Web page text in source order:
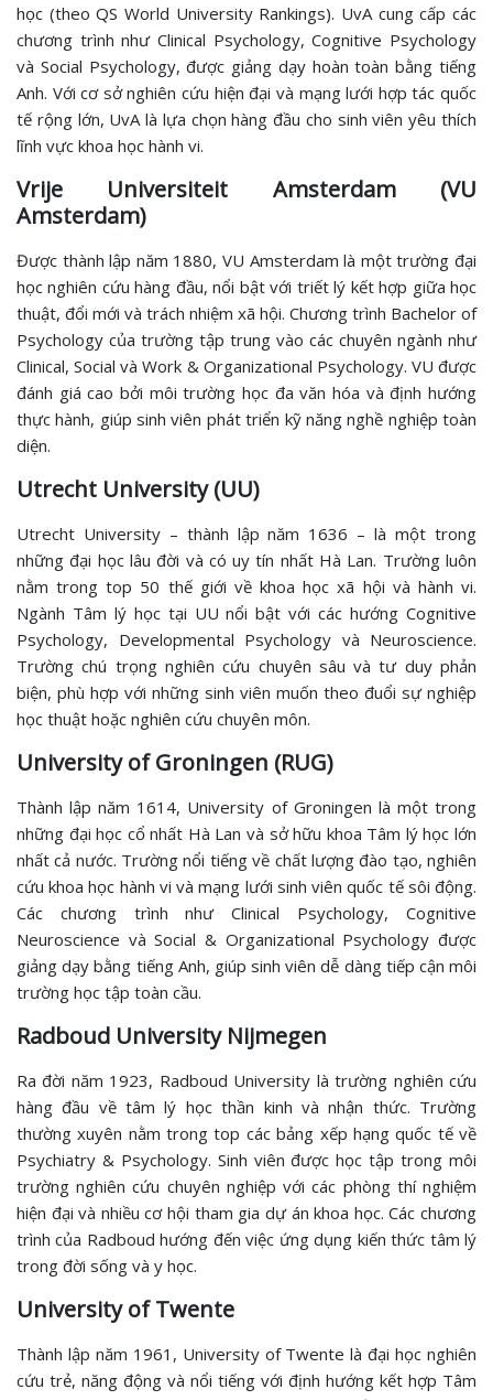
học (theo QS World University Rankings). UvA cung cấp các
chương trình như Clinical Psychology, Cognitive Psychology
và Social Psychology, được giảng dạy hoàn toàn bằng tiếng
Anh. Với cơ sở nghiên cứu hiện đại và mạng lưới hợp tác quốc
tế rộng lớn, UvA là lựa chọn hàng đầu cho sinh viên yêu thích
lĩnh vực khoa học hành vi.
Vrije Universiteit Amsterdam (VU
Amsterdam)
Được thành lập năm 1880, VU Amsterdam là một trường đại
học nghiên cứu hàng đầu, nổi bật với triết lý kết hợp giữa học
thuật, đổi mới và trách nhiệm xã hội. Chương trình Bachelor of
Psychology của trường tập trung vào các chuyên ngành như
Clinical, Social và Work & Organizational Psychology. VU được
đánh giá cao bởi môi trường học đa văn hóa và định hướng
thực hành, giúp sinh viên phát triển kỹ năng nghề nghiệp toàn
diện.
Utrecht University (UU)
Utrecht University – thành lập năm 1636 – là một trong
những đại học lâu đời và có uy tín nhất Hà Lan. Trường luôn
nằm trong top 50 thế giới về khoa học xã hội và hành vi.
Ngành Tâm lý học tại UU nổi bật với các hướng Cognitive
Psychology, Developmental Psychology và Neuroscience.
Trường chú trọng nghiên cứu chuyên sâu và tư duy phản
biện, phù hợp với những sinh viên muốn theo đuổi sự nghiệp
học thuật hoặc nghiên cứu chuyên môn.
University of Groningen (RUG)
Thành lập năm 1614, University of Groningen là một trong
những đại học cổ nhất Hà Lan và sở hữu khoa Tâm lý học lớn
nhất cả nước. Trường nổi tiếng về chất lượng đào tạo, nghiên
cứu khoa học hành vi và mạng lưới sinh viên quốc tế sôi động.
Các chương trình như Clinical Psychology, Cognitive
Neuroscience và Social & Organizational Psychology được
giảng dạy bằng tiếng Anh, giúp sinh viên dễ dàng tiếp cận môi
trường học tập toàn cầu.
Radboud University Nijmegen
Ra đời năm 1923, Radboud University là trường nghiên cứu
hàng đầu về tâm lý học thần kinh và nhận thức. Trường
thường xuyên nằm trong top các bảng xếp hạng quốc tế về
Psychiatry & Psychology. Sinh viên được học tập trong môi
trường nghiên cứu chuyên nghiệp với các phòng thí nghiệm
hiện đại và nhiều cơ hội tham gia dự án khoa học. Các chương
trình của Radboud hướng đến việc ứng dụng kiến thức tâm lý
trong đời sống và y học.
University of Twente
Thành lập năm 1961, University of Twente là đại học nghiên
cứu trẻ, năng động và nổi tiếng với định hướng kết hợp Tâm